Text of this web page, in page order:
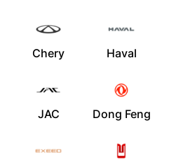
Chery Haval
JAC Dong Feng